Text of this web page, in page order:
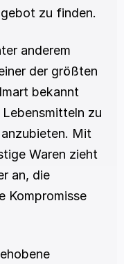
zu finden.
anderem
der größten
bekannt
zu
Mit
Waren zieht
an, die
Kompromisse